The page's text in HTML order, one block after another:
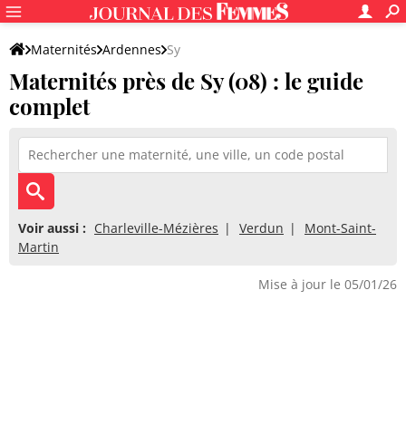
Maternités Ardennes Sy
Maternités près de Sy (08) : le guide
complet
Voir aussi : Charleville-Mézières Verdun
Mont-Saint-
Martin
Mise à jour le 05/01/26